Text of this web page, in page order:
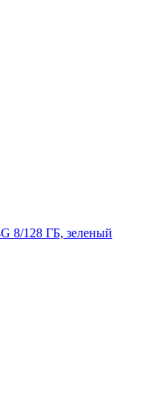
8/128 ГБ, зеленый